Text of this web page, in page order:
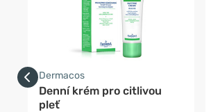
Dermacos
Denní krém pro citlivou
pleť